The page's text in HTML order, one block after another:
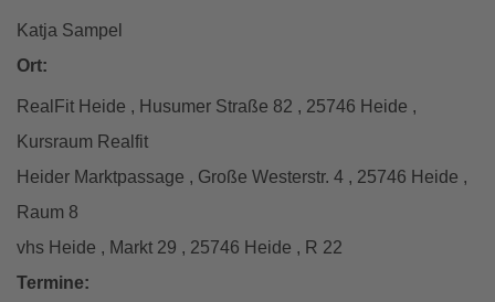
Katja Sampel
Ort:
RealFit Heide , Husumer Straße 82 , 25746 Heide ,
Kursraum Realfit
Heider Marktpassage , Große Westerstr. 4 , 25746 Heide ,
Raum 8
vhs Heide , Markt 29 , 25746 Heide , R 22
Termine: